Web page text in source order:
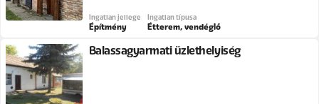
Ingatlan jellege
Építmény
Ingatlan típusa
Étterem, vendéglő
Balassagyarmati üzlethelyiség